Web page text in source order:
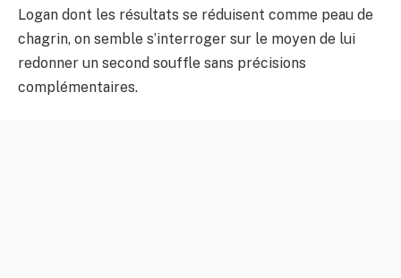
Logan dont les résultats se réduisent comme peau de
chagrin, on semble s’interroger sur le moyen de lui
redonner un second souffle sans précisions
complémentaires.